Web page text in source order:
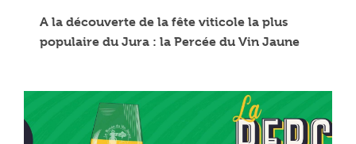
A la découverte de la fête viticole la plus
populaire du Jura : la Percée du Vin Jaune